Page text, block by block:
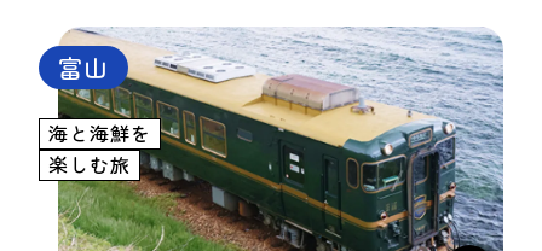
富山
海と海鮮を
楽しむ旅